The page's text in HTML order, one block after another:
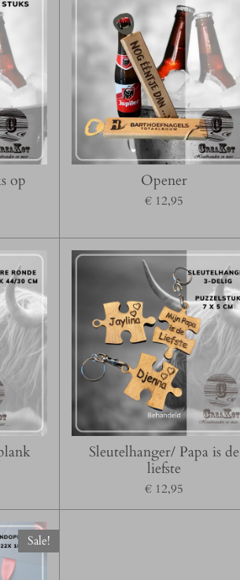
op
Opener
€ 12,95
Sleutelhanger/ Papa is de
liefste
€ 12,95
Sale!